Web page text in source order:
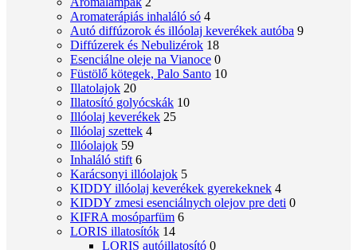
Aromaterápiás inhaláló só 4
Autó diffúzorok és illóolaj keverékek autóba 9
Diffúzerek és Nebulizérok 18
Esenciálne oleje na Vianoce 0
Füstölő kötegek, Palo Santo 10
Illatolajok 20
Illatosító golyócskák 10
Illóolaj keverékek 25
Illóolaj szettek 4
Illóolajok 59
Inhaláló stift 6
Karácsonyi illóolajok 5
KIDDY illóolaj keverékek gyerekeknek 4
KIDDY zmesi esenciálnych olejov pre deti 0
KIFRA mosóparfüm 6
LORIS illatosítók 14
LORIS autóillatosító 0